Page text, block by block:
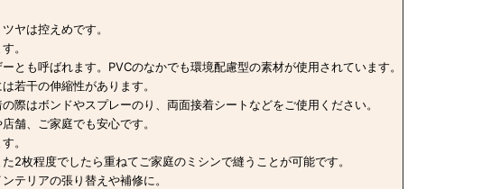
ヤは控えめです。
。
とも呼ばれます。PVCのなかでも環境配慮型の素材が使用されています。
若干の伸縮性があります。
際はボンドやスプレーのり、両面接着シートなどをご使用ください。
舗、ご家庭でも安心です。
。
2枚程度でしたら重ねてご家庭のミシンで縫うことが可能です。
テリアの張り替えや補修に。